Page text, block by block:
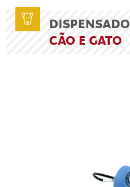
CÃO E GATO